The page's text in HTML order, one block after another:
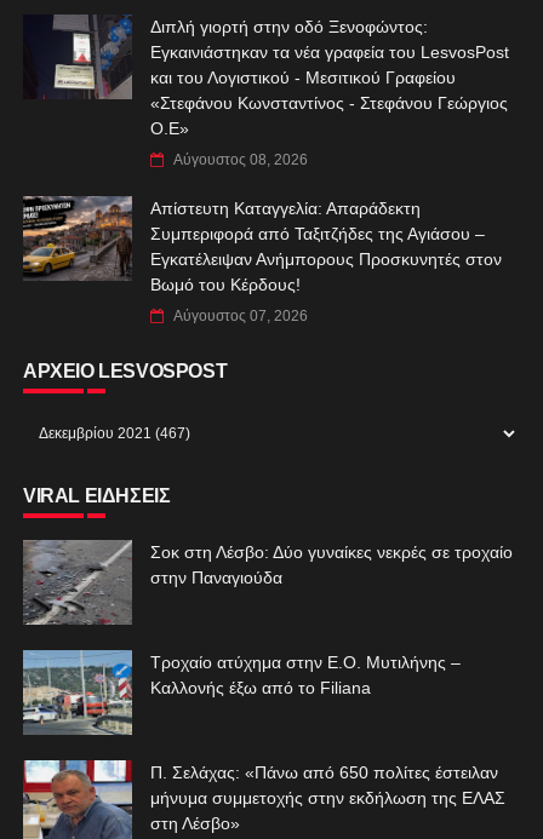
Διπλή γιορτή στην οδό Ξενοφώντος:
Εγκαινιάστηκαν τα νέα γραφεία του LesvosPost
και του Λογιστικού - Μεσιτικού Γραφείου
«Στεφάνου Κωνσταντίνος - Στεφάνου Γεώργιος
Ο.Ε»
Αύγουστος 08, 2026
Απίστευτη Καταγγελία: Απαράδεκτη
Συμπεριφορά από Ταξιτζήδες της Αγιάσου –
Εγκατέλειψαν Ανήμπορους Προσκυνητές στον
Βωμό του Κέρδους!
Αύγουστος 07, 2026
ΑΡΧΕΙΟ LESVOSPOST
VIRAL ΕΙΔΗΣΕΙΣ
Σοκ στη Λέσβο: Δύο γυναίκες νεκρές σε τροχαίο
στην Παναγιούδα
Τροχαίο ατύχημα στην Ε.Ο. Μυτιλήνης –
Καλλονής έξω από το Filiana
Π. Σελάχας: «Πάνω από 650 πολίτες έστειλαν
μήνυμα συμμετοχής στην εκδήλωση της ΕΛΑΣ
στη Λέσβο»